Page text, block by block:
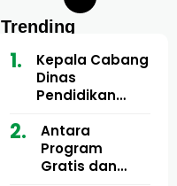
Trending
Kepala Cabang
Dinas
Pendidikan
Utara Buka
Pelatihan Deep
Learning serta
Antara
Program
Gratis dan